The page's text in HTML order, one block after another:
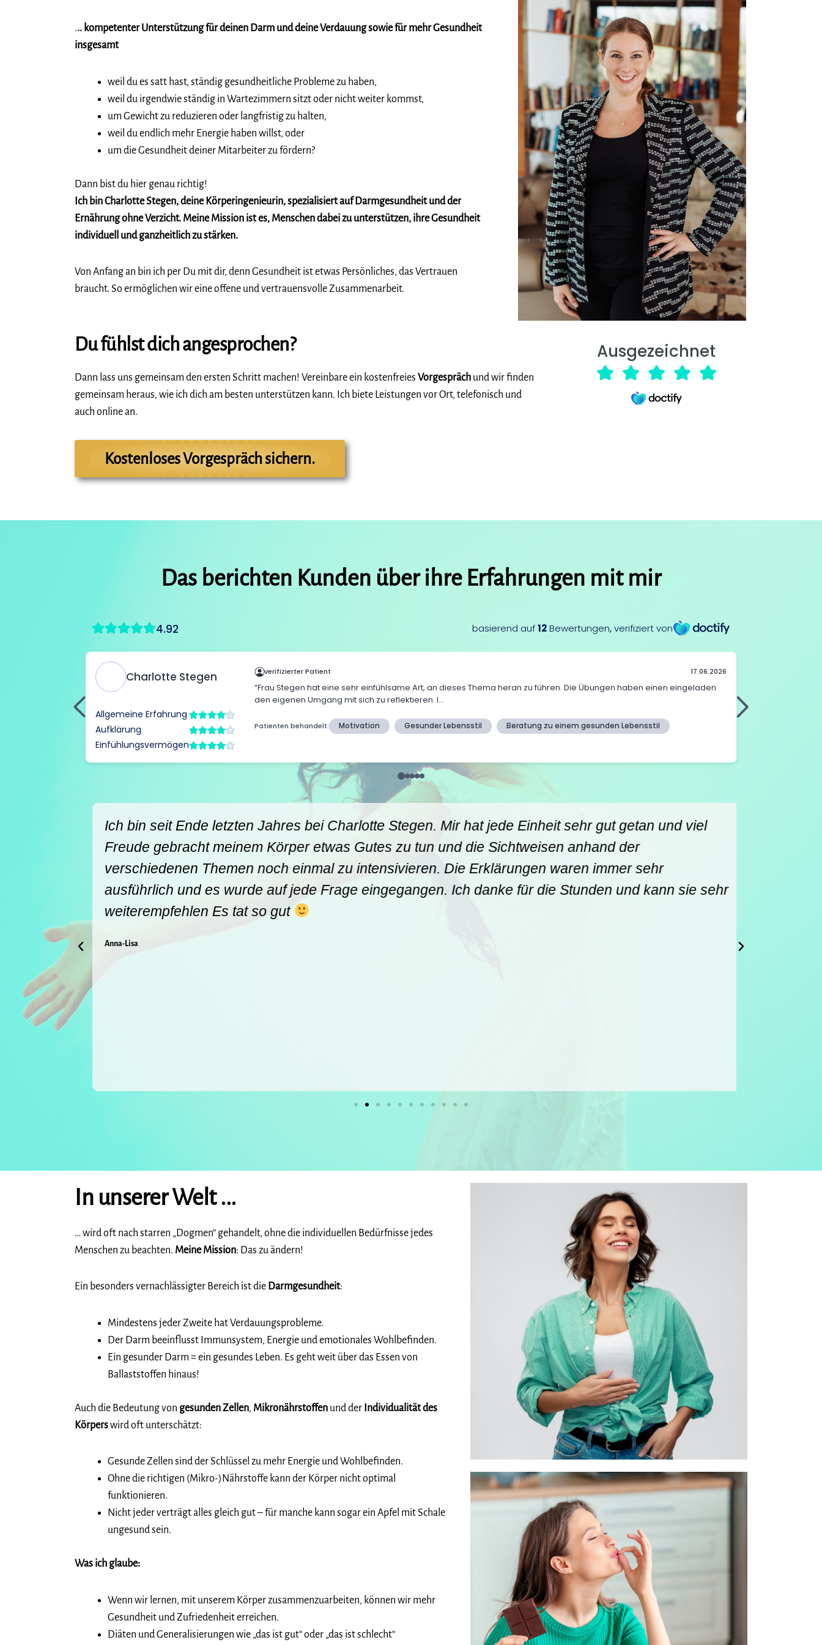
... kompetenter Unterstützung für deinen Darm und deine Verdauung sowie für mehr Gesundheit
insgesamt
weil du es satt hast, ständig gesundheitliche Probleme zu haben,
weil du irgendwie ständig in Wartezimmern sitzt oder nicht weiter kommst,
um Gewicht zu reduzieren oder langfristig zu halten,
weil du endlich mehr Energie haben willst, oder
um die Gesundheit deiner Mitarbeiter zu fördern?
Dann bist du hier genau richtig!
Ich bin Charlotte Stegen, deine Körperingenieurin, spezialisiert auf Darmgesundheit und der
Ernährung ohne Verzicht. Meine Mission ist es, Menschen dabei zu unterstützen, ihre Gesundheit
individuell und ganzheitlich zu stärken.
Von Anfang an bin ich per Du mit dir, denn Gesundheit ist etwas Persönliches, das Vertrauen
braucht. So ermöglichen wir eine offene und vertrauensvolle Zusammenarbeit.
Du fühlst dich angesprochen?
Dann lass uns gemeinsam den ersten Schritt machen! Vereinbare ein kostenfreies Vorgespräch und wir finden
gemeinsam heraus, wie ich dich am besten unterstützen kann. Ich biete Leistungen vor Ort, telefonisch und
auch online an.
Kostenloses Vorgespräch sichern.
Ausgezeichnet
Das berichten Kunden über ihre Erfahrungen mit mir
gibt!"
Ich bin seit Ende letzten Jahres bei Charlotte Stegen. Mir hat jede Einheit sehr gut getan und viel
Freude gebracht meinem Körper etwas Gutes zu tun und die Sichtweisen anhand der
verschiedenen Themen noch einmal zu intensivieren. Die Erklärungen waren immer sehr
ausführlich und es wurde auf jede Frage eingegangen. Ich danke für die Stunden und kann sie sehr
weiterempfehlen Es tat so gut
Anna-Lisa
In unserer Welt ...
… wird oft nach starren „Dogmen“ gehandelt, ohne die individuellen Bedürfnisse jedes
Menschen zu beachten. Meine Mission: Das zu ändern!
Ein besonders vernachlässigter Bereich ist die Darmgesundheit:
Mindestens jeder Zweite hat Verdauungsprobleme.
Der Darm beeinflusst Immunsystem, Energie und emotionales Wohlbefinden.
Ein gesunder Darm = ein gesundes Leben. Es geht weit über das Essen von
Ballaststoffen hinaus!
Auch die Bedeutung von gesunden Zellen, Mikronährstoffen und der Individualität des
Körperswird oft unterschätzt:
Gesunde Zellen sind der Schlüssel zu mehr Energie und Wohlbefinden.
Ohne die richtigen (Mikro-)Nährstoffe kann der Körper nicht optimal
funktionieren.
Nicht jeder verträgt alles gleich gut – für manche kann sogar ein Apfel mit Schale
ungesund sein.
Was ich glaube:
Wenn wir lernen, mit unserem Körper zusammenzuarbeiten, können wir mehr
Gesundheit und Zufriedenheit erreichen.
Diäten und Generalisierungen wie „das ist gut“ oder „das ist schlecht“